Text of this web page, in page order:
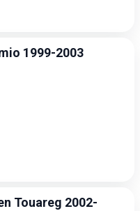
1999-2003
Touareg 2002-